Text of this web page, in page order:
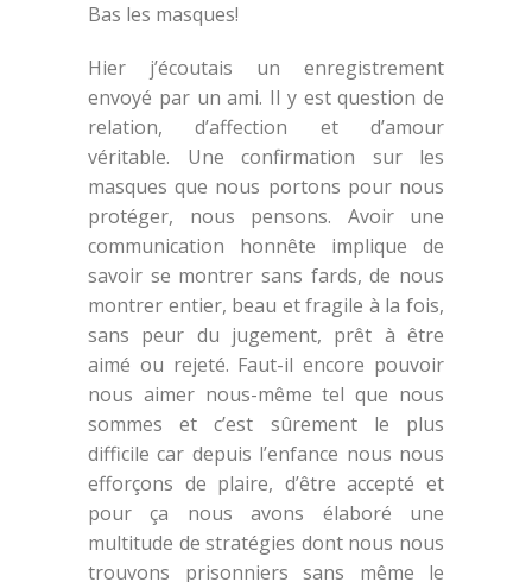
Bas les masques!
Hier j’écoutais un enregistrement
envoyé par un ami. Il y est question de
relation, d’affection et d’amour
véritable. Une confirmation sur les
masques que nous portons pour nous
protéger, nous pensons. Avoir une
communication honnête implique de
savoir se montrer sans fards, de nous
montrer entier, beau et fragile à la fois,
sans peur du jugement, prêt à être
aimé ou rejeté. Faut-il encore pouvoir
nous aimer nous-même tel que nous
sommes et c’est sûrement le plus
difficile car depuis l’enfance nous nous
efforçons de plaire, d’être accepté et
pour ça nous avons élaboré une
multitude de stratégies dont nous nous
trouvons prisonniers sans même le